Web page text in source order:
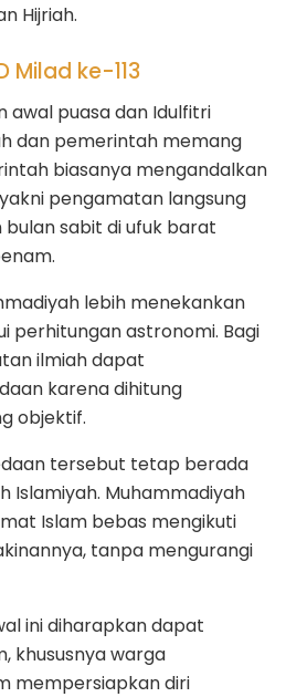
Hijriah.
Milad ke-113
awal puasa dan Idulfitri
dan pemerintah memang
biasanya mengandalkan
pengamatan langsung
sabit di ufuk barat
lebih menekankan
perhitungan astronomi. Bagi
ilmiah dapat
karena dihitung
objektif.
tersebut tetap berada
Islamiyah. Muhammadiyah
Islam bebas mengikuti
tanpa mengurangi
ini diharapkan dapat
khususnya warga
mempersiapkan diri